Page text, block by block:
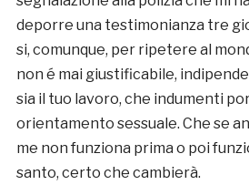
deporre una testimonianza tre
si, comunque, per ripetere al
non é mai giustificabile,
sia il tuo lavoro, che indumenti
orientamento sessuale. Che se
me non funziona prima o poi
santo, certo che cambierà.